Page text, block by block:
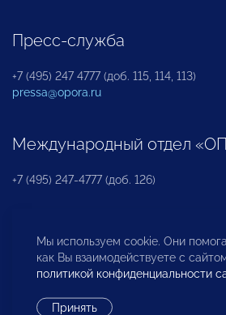
Пресс-служба
+7 (495) 247 4777 (доб. 115, 114, 113)
pressa@opora.ru
Международный отдел
+7 (495) 247-4777 (доб. 126)
Бюро по защите прав
инвесторов
Мы используем cookie. Они
как Вы взаимодействуете с
политикой конфиденциальности
Принять